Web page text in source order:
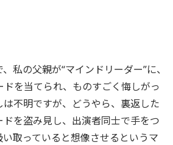
私の父親が“マインドリーダー”に、
を当てられ、ものすごく悔しがっ
不明ですが、どうやら、裏返した
を盗み見し、出演者同士で手をつ
取っていると想像させるというマ